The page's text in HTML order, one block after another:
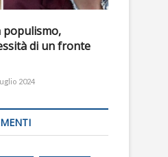
populismo,
di un fronte
2024